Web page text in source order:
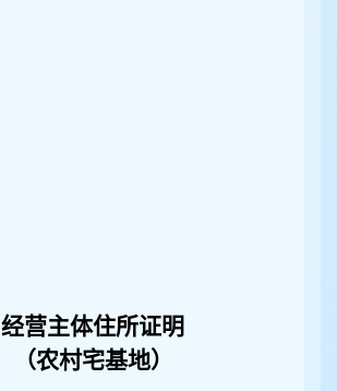
经营主体住所证明
（农村宅基地）